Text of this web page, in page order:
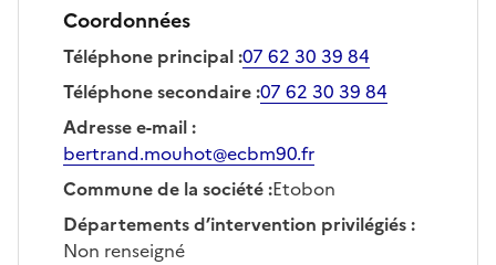
Coordonnées
Téléphone principal:07 62 30 39 84
Téléphone secondaire:07 62 30 39 84
Adresse e-mail:
bertrand.mouhot@ecbm90.fr
Commune de la société:Etobon
Départements d’intervention privilégiés:
Non renseigné